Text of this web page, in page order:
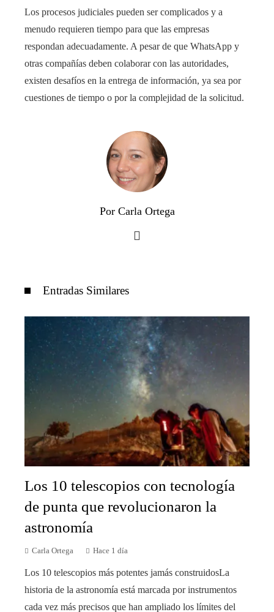
Los procesos judiciales pueden ser complicados y a
menudo requieren tiempo para que las empresas
respondan adecuadamente. A pesar de que WhatsApp y
otras compañías deben colaborar con las autoridades,
existen desafíos en la entrega de información, ya sea por
cuestiones de tiempo o por la complejidad de la solicitud.
Por Carla Ortega
Entradas Similares
Los 10 telescopios con tecnología
de punta que revolucionaron la
astronomía
Carla Ortega Hace 1 día
Los 10 telescopios más potentes jamás construidosLa
historia de la astronomía está marcada por instrumentos
cada vez más precisos que han ampliado los límites del